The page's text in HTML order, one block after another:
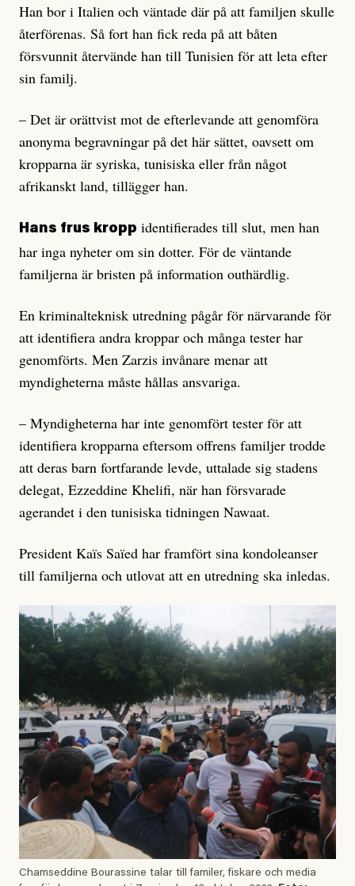
Han bor i Italien och väntade där på att familjen skulle
återförenas. Så fort han fick reda på att båten
försvunnit återvände han till Tunisien för att leta efter
sin familj.
– Det är orättvist mot de efterlevande att genomföra
anonyma begravningar på det här sättet, oavsett om
kropparna är syriska, tunisiska eller från något
afrikanskt land, tillägger han.
Hans frus kropp identifierades till slut, men han
har inga nyheter om sin dotter. För de väntande
familjerna är bristen på information outhärdlig.
En kriminalteknisk utredning pågår för närvarande för
att identifiera andra kroppar och många tester har
genomförts. Men Zarzis invånare menar att
myndigheterna måste hållas ansvariga.
– Myndigheterna har inte genomfört tester för att
identifiera kropparna eftersom offrens familjer trodde
att deras barn fortfarande levde, uttalade sig stadens
delegat, Ezzeddine Khelifi, när han försvarade
agerandet i den tunisiska tidningen Nawaat.
President Kaïs Saïed har framfört sina kondoleanser
till familjerna och utlovat att en utredning ska inledas.
Chamseddine Bourassine talar till familer, fiskare och media